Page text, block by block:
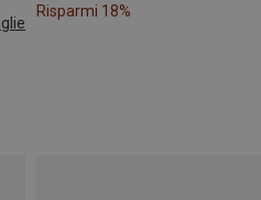
Risparmi 18%